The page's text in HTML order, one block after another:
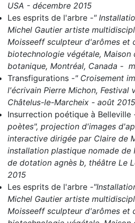
USA - décembre 2015
Les esprits de l'arbre -"
Michel Gautier artiste
Moisseeff sculpteur d'arômes et
biotechnologie végétale, Maison
botanique, Montréal, Canada -
Transfigurations -" Croisement
l'écrivain Pierre Michon, Festival
Châtelus-le-Marcheix - août 2015
Insurrection poétique à Belleville
poètes", projection d'images
interactive dirigée par Claire de
installation plastique nomade de
de dotation agnès b, théâtre Le
2015
Les esprits de l'arbre -
Michel Gautier artiste
Moisseeff sculpteur d'arômes et